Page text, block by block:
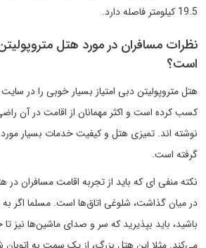
19.5 کیلومتر فاصله دارد.
نظرات مسافران در مورد هتل
است؟
هتل متروپولیتن دبی امتیاز بسیار خوبی را در
کسب کرده است و اکثر مهمانان از اقامت در آن
نوشته اند. تمیزی هتل و کیفیت خدمات بسیار
گرفته است.
نکته‌ منفی ای که باید از تجربه اقامت مسافران در
در میان گذاشت، شلوغی اتاق‌ها است. مسلما اگر به
باشید، باید بپذیرید که سر و صدای ماشین‌ها نیز